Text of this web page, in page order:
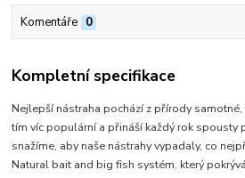
Komentáře 0
Kompletní specifikace
Nejlepší nástraha pochází z přírody
tím víc populární a přináší každý rok spousty
snažíme, aby naše nástrahy vypadaly, co
Natural bait and big fish systém, který